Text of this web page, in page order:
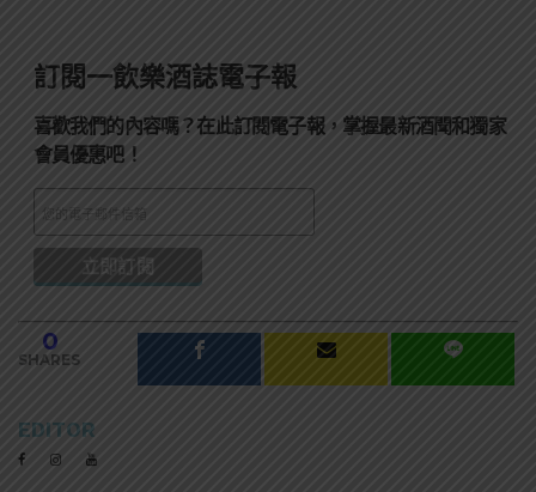
訂閱一飲樂酒誌電子報
喜歡我們的內容嗎？在此訂閱電子報，掌握最新酒聞和獨家
會員優惠吧！
0
SHARES
EDITOR